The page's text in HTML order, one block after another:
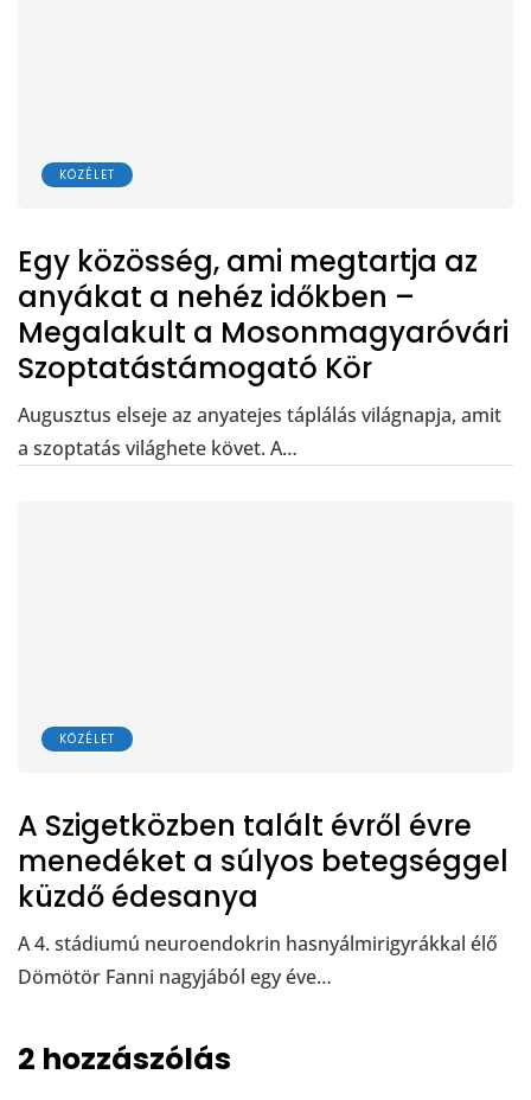
KÖZÉLET
Egy közösség, ami megtartja az
anyákat a nehéz időkben –
Megalakult a Mosonmagyaróvári
Szoptatástámogató Kör
Augusztus elseje az anyatejes táplálás világnapja, amit
a szoptatás világhete követ. A…
KÖZÉLET
A Szigetközben talált évről évre
menedéket a súlyos betegséggel
küzdő édesanya
A 4. stádiumú neuroendokrin hasnyálmirigyrákkal élő
Dömötör Fanni nagyjából egy éve…
2 hozzászólás